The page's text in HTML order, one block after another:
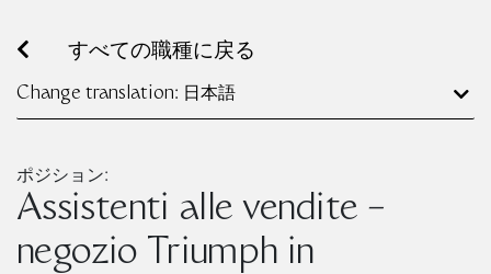
すべての職種に戻る
Change translation: 日本語
ポジション:
Assistenti alle vendite –
negozio Triumph in